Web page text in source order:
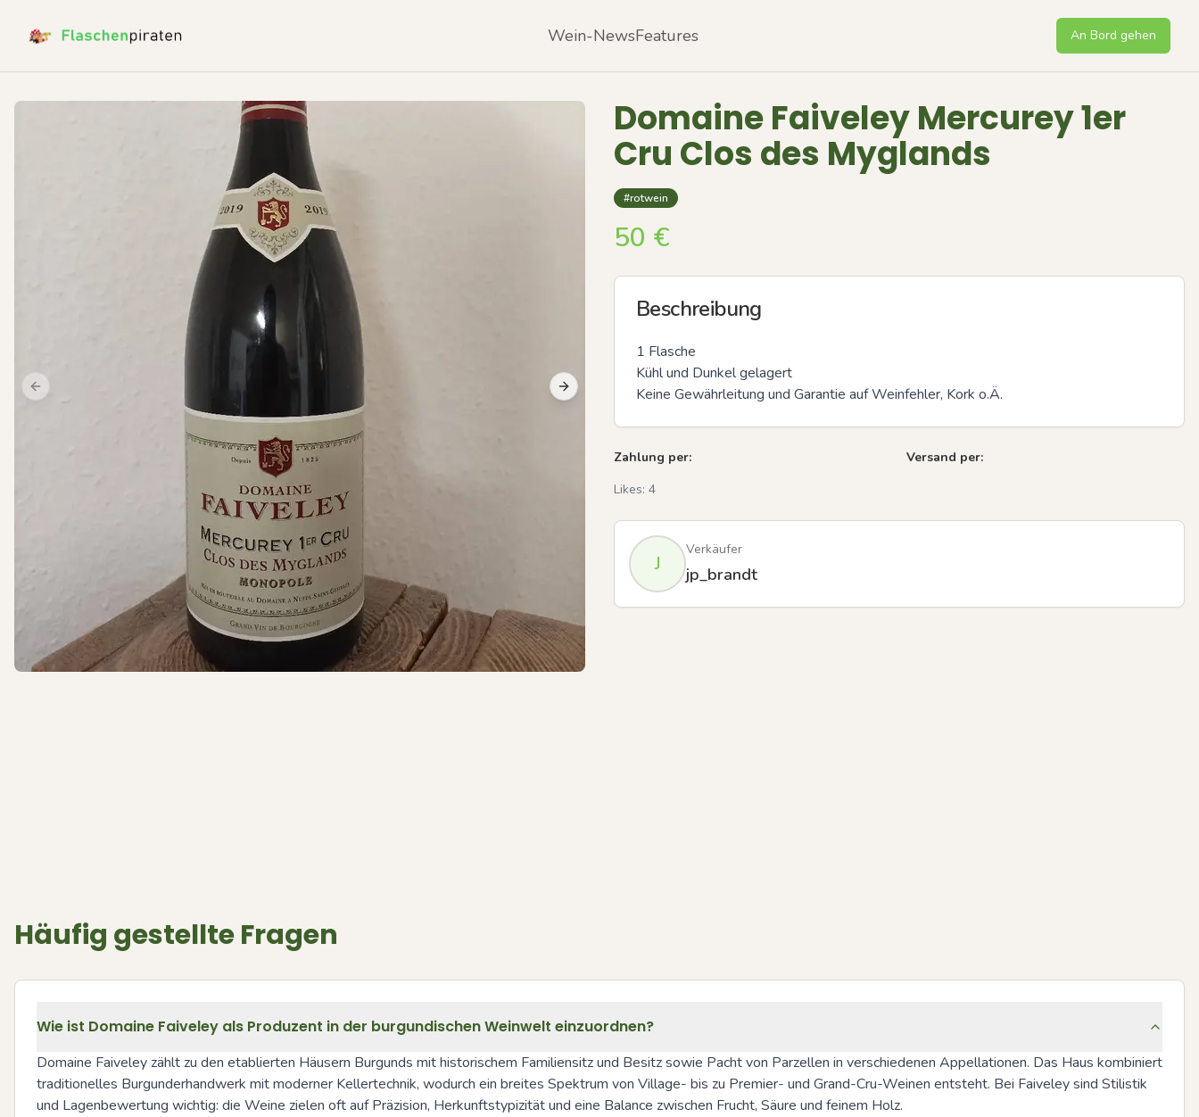
Wein-NewsFeatures An Bord gehen
Previous slide Next slide Previous slide
Domaine Faiveley Mercurey 1er
Cru Clos des Myglands
#rotwein
50 €
Beschreibung
1 Flasche
Kühl und Dunkel gelagert
Keine Gewährleitung und Garantie auf Weinfehler, Kork o.Ä.
Zahlung per:
Versand per:
Likes: 4
J
Verkäufer
jp_brandt
Häufig gestellte Fragen
Wie ist Domaine Faiveley als Produzent in der burgundischen Weinwelt einzuordnen?
Domaine Faiveley zählt zu den etablierten Häusern Burgunds mit historischem Familiensitz und Besitz sowie Pacht von Parzellen in verschiedenen Appellationen. Das Haus kombiniert
traditionelles Burgunderhandwerk mit moderner Kellertechnik, wodurch ein breites Spektrum von Village- bis zu Premier- und Grand-Cru-Weinen entsteht. Bei Faiveley sind Stilistik
und Lagenbewertung wichtig: die Weine zielen oft auf Präzision, Herkunftstypizität und eine Balance zwischen Frucht, Säure und feinem Holz.